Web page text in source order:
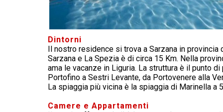
Dintorni
Il nostro residence si trova a Sarzana in
Sarzana e La Spezia è di circa 15 Km. Nella
ama le vacanze in Liguria. La struttura è il punto
Portofino a Sestri Levante, da Portovenere alla
La spiaggia più vicina è la spiaggia di Marinella
Camere e Appartamenti